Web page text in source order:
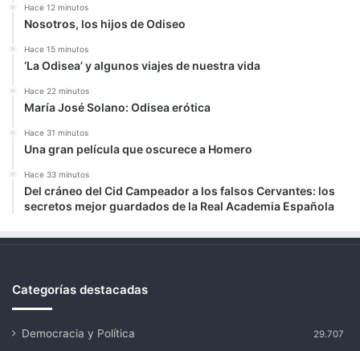
Hace 12 minutos
Nosotros, los hijos de Odiseo
Hace 15 minutos
‘La Odisea’ y algunos viajes de nuestra vida
Hace 22 minutos
María José Solano: Odisea erótica
Hace 31 minutos
Una gran película que oscurece a Homero
Hace 33 minutos
Del cráneo del Cid Campeador a los falsos Cervantes: los
secretos mejor guardados de la Real Academia Española
Categorías destacadas
Democracia y Política 29.707